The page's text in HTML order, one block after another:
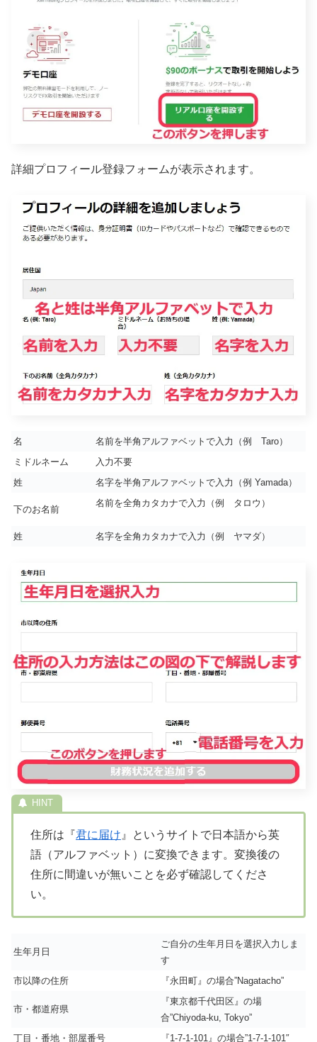
詳細プロフィール登録フォームが表示されます。
名
名前を半角アルファベットで入力（例 Taro）
ミドルネーム
入力不要
姓
名字を半角アルファベットで入力（例 Yamada）
下のお名前
名前を全角カタカナで入力（例 タロウ）
姓 名字を全角カタカナで入力（例 ヤマダ）
住所は『君に届け 』というサイトで日本語から英
語（アルファベット）に変換できます。変換後の
住所に間違いが無いことを必ず確認してくださ
い。
生年月日
ご自分の生年月日を選択入力しま
す
市以降の住所
『永田町』の場合”Nagatacho”
市・都道府県
『東京都千代田区』の場
合”Chiyoda-ku, Tokyo”
丁目・番地・部屋番号
『1-7-1-101』の場合”1-7-1-101″